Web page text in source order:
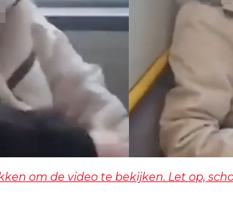
om de video te bekijken. Let op,